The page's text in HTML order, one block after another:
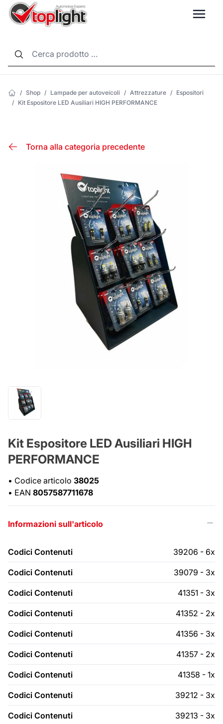
/ Shop / Lampade per autoveicoli / Attrezzature / Espositori
/ Kit Espositore LED Ausiliari HIGH PERFORMANCE
Torna alla categoria precedente
Kit Espositore LED Ausiliari HIGH
PERFORMANCE
• Codice articolo 38025
• EAN 8057587711678
Informazioni sull'articolo
Codici Contenuti 39206 - 6x
Codici Contenuti 39079 - 3x
Codici Contenuti 41351 - 3x
Codici Contenuti 41352 - 2x
Codici Contenuti 41356 - 3x
Codici Contenuti 41357 - 2x
Codici Contenuti 41358 - 1x
Codici Contenuti 39212 - 3x
Codici Contenuti 39213 - 3x